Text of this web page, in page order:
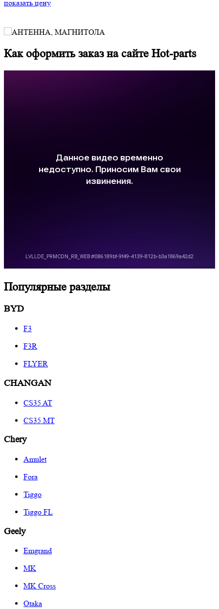
показать цену
Как оформить заказ на сайте Hot-parts
Популярные разделы
BYD
F3
F3R
FLYER
CHANGAN
CS35 AT
CS35 MT
Chery
Amulet
Fora
Tiggo
Tiggo FL
Geely
Emgrand
MK
MK Cross
Otaka